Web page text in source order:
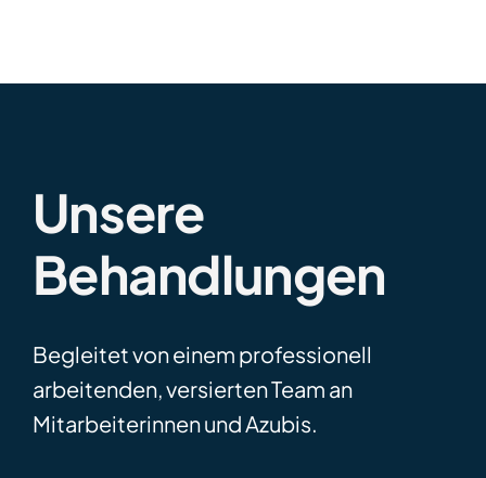
Unsere
Behandlungen
Begleitet von einem professionell
arbeitenden, versierten Team an
Mitarbeiterinnen und Azubis.